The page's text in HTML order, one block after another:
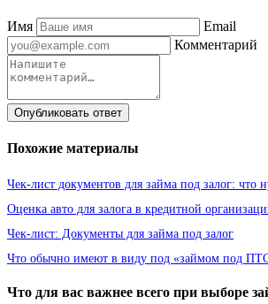
Имя
Email
Комментарий
Опубликовать ответ
Похожие материалы
Чек-лист документов для займа под залог: что
Оценка авто для залога в кредитной
Чек-лист: Документы для займа под залог
Что обычно имеют в виду под «займом под
Что для вас важнее всего при выборе